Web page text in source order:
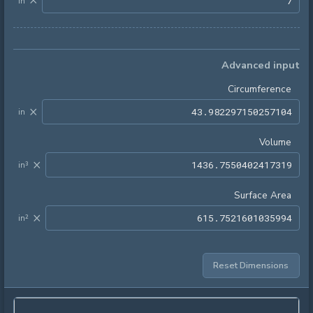
Advanced input
Circumference
×
in
Volume
×
in³
Surface Area
×
in²
Reset Dimensions